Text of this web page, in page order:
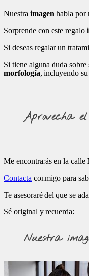
Nuestra imagen habla por
Sorprende con este regalo
Si deseas regalar un
Si tiene alguna duda
morfología, incluyendo su
Aprovecha
Me encontrarás en la calle
Contacta conmigo para
Te asesoraré del que se
Sé original y recuerda:
Nuestra